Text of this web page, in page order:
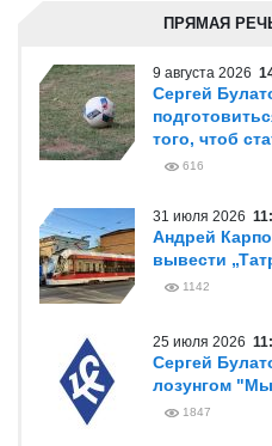
ПРЯМАЯ
9 августа 2026
Сергей
того, чтоб
616
31 июля 2026
Андрей
вывести
1142
25 июля 2026
Сергей
лозунгом
1847